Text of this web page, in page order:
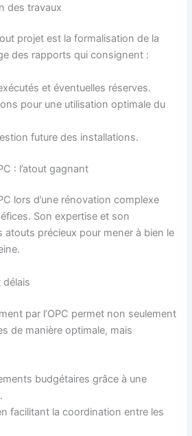
des travaux
projet est la formalisation de la
des rapports qui consignent :
et éventuelles réserves.
pour une utilisation optimale du
future des installations.
: l’atout gagnant
lors d’une rénovation complexe
Son expertise et son
précieux pour mener à bien le
délais
par l’OPC permet non seulement
de manière optimale, mais
budgétaires grâce à une
facilitant la coordination entre les